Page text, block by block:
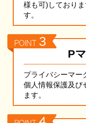
様も可)しており
す。
P
プライバシーマー
個人情報保護及び
ます。